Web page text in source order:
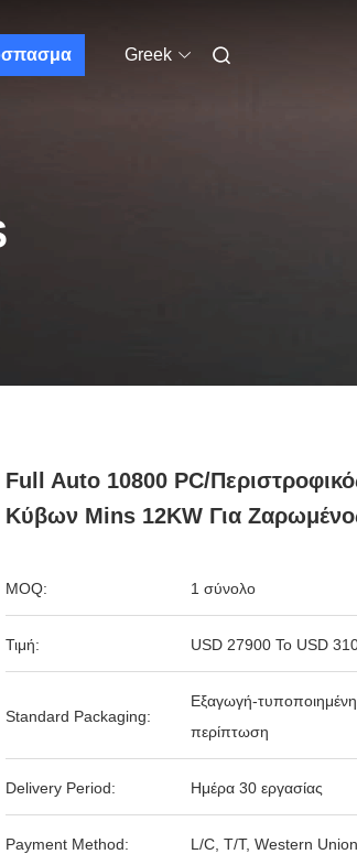
Greek
Full Auto 10800 PC/
Κύβων Mins 12KW Για
MOQ: 1 σύνολο
Τιμή: USD 27900 To USD
Standard Packaging:
Εξαγωγή-τυποποιημένη
περίπτωση
Delivery Period: Ημέρα 30 εργασίας
Payment Method: L/C, T/T, Western Union,